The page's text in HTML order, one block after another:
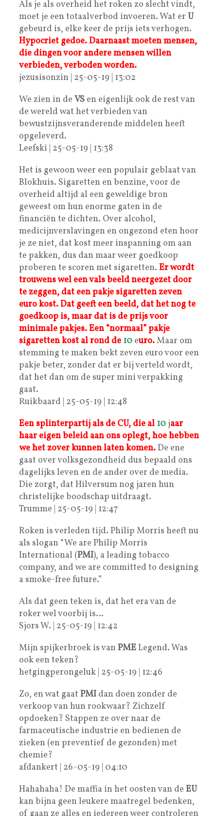
Als je als overheid het roken zo slecht vindt,
moet je een totaalverbod invoeren. Wat er U
gebeurd is, elke keer de prijs iets verhogen.
Hypocriet gedoe. Daarnaast moeten mensen,
die dingen voor andere mensen willen
verbieden, verboden worden.
jezusisonzin | 25-05-19 | 13:02
We zien in de VS en eigenlijk ook de rest van
de wereld wat het verbieden van
bewustzijnsveranderende middelen heeft
opgeleverd.
Leefski | 25-05-19 | 13:38
Het is gewoon weer een populair geblaat van
Blokhuis. Sigaretten en benzine, voor de
overheid altijd al een geweldige bron
geweest om hun enorme gaten in de
financiën te dichten. Over alcohol,
medicijnverslavingen en ongezond eten hoor
je ze niet, dat kost meer inspanning om aan
te pakken, dus dan maar weer goedkoop
proberen te scoren met sigaretten. Er wordt
trouwens wel een vals beeld neergezet door
te zeggen, dat een pakje sigaretten zeven
euro kost. Dat geeft een beeld, dat het nog te
goedkoop is, maar dat is de prijs voor
minimale pakjes. Een “normaal” pakje
sigaretten kost al rond de 10 euro.Maar om
stemming te maken bekt zeven euro voor een
pakje beter, zonder dat er bij verteld wordt,
dat het dan om de super mini verpakking
gaat.
Ruikbaard | 25-05-19 | 12:48
Een splinterpartij als de CU, die al 10 jaar
haar eigen beleid aan ons oplegt, hoe hebben
we het zover kunnen laten komen.De ene
gaat over volksgezondheid dus bepaald ons
dagelijks leven en de ander over de media.
Die zorgt, dat Hilversum nog jaren hun
christelijke boodschap uitdraagt.
Trumme | 25-05-19 | 12:47
Roken is verleden tijd. Philip Morris heeft nu
als slogan “We are Philip Morris
International (PMI), a leading tobacco
company, and we are committed to designing
a smoke-free future.”
Als dat geen teken is, dat het era van de
roker wel voorbij is…
Sjors W. | 25-05-19 | 12:42
Mijn spijkerbroek is van PMELegend. Was
ook een teken?
hetgingperongeluk | 25-05-19 | 12:46
Zo, en wat gaat PMI dan doen zonder de
verkoop van hun rookwaar? Zichzelf
opdoeken? Stappen ze over naar de
farmaceutische industrie en bedienen de
zieken (en preventief de gezonden) met
chemie?
afdankert | 26-05-19 | 04:10
Hahahaha! De maffia in het oosten van de EU
kan bijna geen leukere maatregel bedenken,